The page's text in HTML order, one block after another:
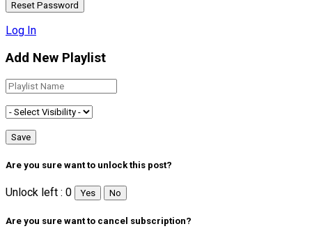
Log In
Add New Playlist
Are you sure want to unlock this post?
Unlock left : 0 Yes No
Are you sure want to cancel subscription?